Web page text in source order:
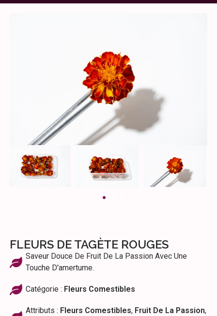
FLEURS DE TAGÈTE ROUGES
Saveur Douce De Fruit De La Passion Avec Une
Touche D'amertume.
Catégorie : Fleurs Comestibles
Attributs : Fleurs Comestibles, Fruit De La Passion,